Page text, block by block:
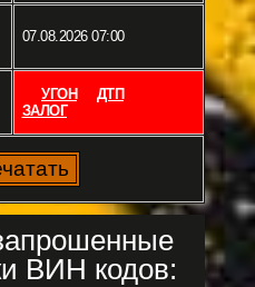
07.08.2026 07:00
УГОН
ДТП
ЗАЛОГ
ВИН кодов: